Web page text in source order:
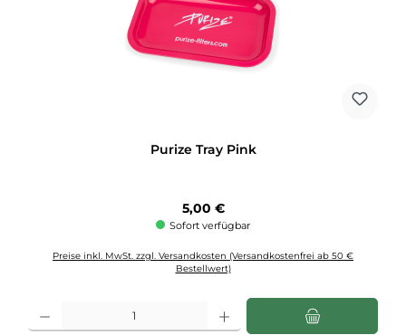
Purize Tray Pink
Regulärer Preis:
5,00 €
Sofort verfügbar
Preise inkl. MwSt. zzgl. Versandkosten (Versandkostenfrei ab 50 €
Bestellwert)
Produkt Anzahl: Gib den gewünschten Wert ein oder benutze die Schaltflächen